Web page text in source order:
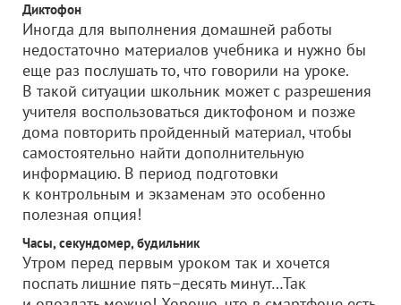
Диктофон
Иногда для выполнения домашней работы
недостаточно материалов учебника и нужно бы
еще раз послушать то, что говорили на уроке.
В такой ситуации школьник может с разрешения
учителя воспользоваться диктофоном и позже
дома повторить пройденный материал, чтобы
самостоятельно найти дополнительную
информацию. В период подготовки
к контрольным и экзаменам это особенно
полезная опция!
Часы, секундомер, будильник
Утром перед первым уроком так и хочется
поспать лишние пять–десять минут…Так